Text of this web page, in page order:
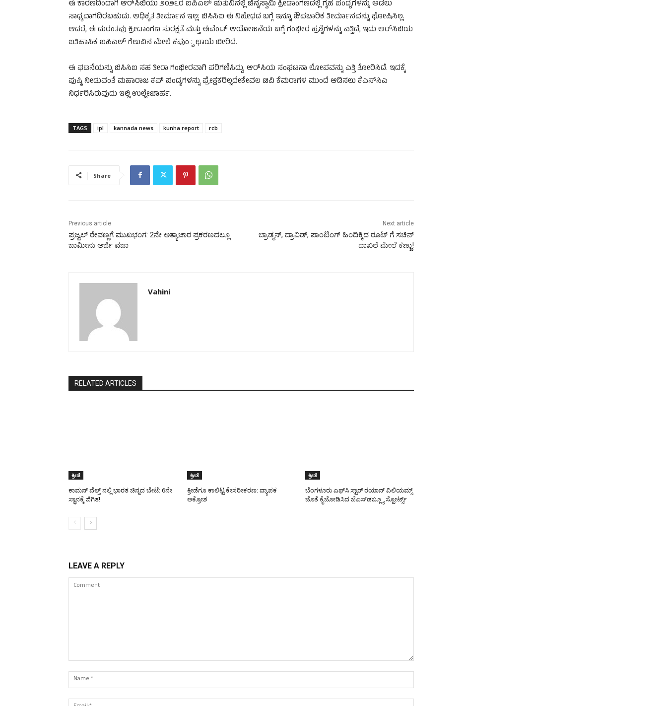
ಈ ಕಾರಣದಿಂದಾಗಿ ಆರ್‌ಸಿಬಿಯು ೨೦೨೬ರ ಐಪಿಎಲ್ ಋತುವಿನಲ್ಲಿ ಚಿನ್ನಸ್ವಾಮಿ ಕ್ರೀಡಾಂಗಣದಲ್ಲಿ ಗೃಹ ಪಂದ್ಯಗಳನ್ನು ಆಡಲು
ಸಾಧ್ಯವಾಗದಿರಬಹುದು. ಅಧಿಕೃತ ತೀರ್ಮಾನ ಇಲ್ಲ: ಬಿಸಿಸಿಐ ಈ ನಿಷೇಧದ ಬಗ್ಗೆ ಇನ್ನೂ ಔಪಚಾರಿಕ ತೀರ್ಮಾನವನ್ನು ಘೋಷಿಸಿಲ್ಲ.
ಆದರೆ, ಈ ದುರಂತವು ಕ್ರೀಡಾಂಗಣ ಸುರಕ್ಷತೆ ಮತ್ತು ಈವೆಂಟ್ ಆಯೋಜನೆಯ ಬಗ್ಗೆ ಗಂಭೀರ ಪ್ರಶ್ನೆಗಳನ್ನು ಎತ್ತಿದೆ, ಇದು ಆರ್‌ಸಿಬಿಯ
ಐತಿಹಾಸಿಕ ಐಪಿಎಲ್ ಗೆಲುವಿನ ಮೇಲೆ ಕಪುö್ಪ ಛಾಯೆ ಬೀರಿದೆ.
ಈ ಘಟನೆಯನ್ನು ಬಿಸಿಸಿಐ ಸಹ ತೀರಾ ಗಂಭೀರವಾಗಿ ಪರಿಗಣಿಸಿದ್ದು, ಆರ್‌ಸಿಯ ಸಂಘಟನಾ ಲೋಪವನ್ನು ಎತ್ತಿ ತೋರಿಸಿದೆ. ಇದಕ್ಕೆ
ಪುಷ್ಠಿ ನೀಡುವಂತೆ ಮಹಾರಾಜ ಕಪ್ ಪಂದ್ಯಗಳನ್ನು ಪ್ರೇಕ್ಷಕರಿಲ್ಲದೇಕೇವಲ ಟಿವಿ ಕೆಮರಾಗಳ ಮುಂದೆ ಆಡಿಸಲು ಕೆಎಸ್‌ಸಿಎ
ನಿರ್ಧರಿಸಿರುವುದು ಇಲ್ಲಿ ಉಲ್ಲೇಖಾರ್ಹ.
TAGS ipl kannada news kunha report rcb
Share
Previous article
ಪ್ರಜ್ವಲ್ ರೇವಣ್ಣಗೆ ಮುಖಭಂಗ: 2ನೇ ಅತ್ಯಾಚಾರ ಪ್ರಕರಣದಲ್ಲೂ
ಜಾಮೀನು ಅರ್ಜಿ ವಜಾ
Next article
ಬ್ರಾಡ್ಮನ್‌, ದ್ರಾವಿಡ್‌, ಪಾಂಟಿಂಗ್‌ ಹಿಂದಿಕ್ಕಿದ ರೂಟ್‌ ಗೆ ಸಚಿನ್‌
ದಾಖಲೆ ಮೇಲೆ ಕಣ್ಣು!
Vahini
RELATED ARTICLES
ಕ್ರೀಡೆ
ಕಾಮನ್ ವೆಲ್ತ್ ನಲ್ಲಿ ಭಾರತ ಚಿನ್ನದ ಬೇಟೆ: 6ನೇ
ಸ್ಥಾನಕ್ಕೆ ಜಿಗಿತ!
ಕ್ರೀಡೆ
ಕ್ರೀಡೆಗೂ ಕಾಲಿಟ್ಟ ಕೇಸರೀಕರಣ: ವ್ಯಾಪಕ
ಆಕ್ರೋಶ
ಕ್ರೀಡೆ
ಬೆಂಗಳೂರು ಎಫ್‌ಸಿ ಸ್ಟಾರ್ ರಯಾನ್ ವಿಲಿಯಮ್ಸ್
ಜೊತೆ ಕೈಜೋಡಿಸಿದ ಜೆಎಸ್‌ಡಬ್ಲ್ಯೂ ಸ್ಪೋರ್ಟ್ಸ್
LEAVE A REPLY